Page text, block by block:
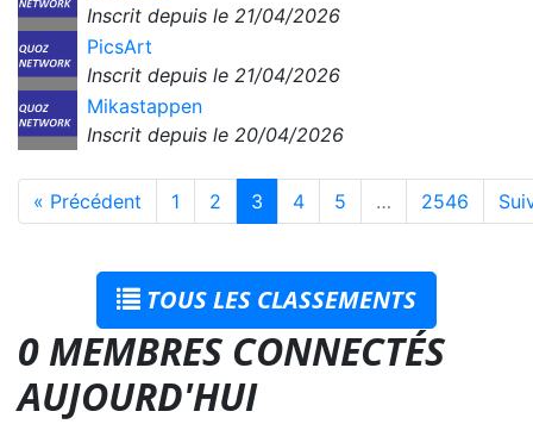
Inscrit depuis le 21/04/2026
PicsArt
Inscrit depuis le 21/04/2026
Mikastappen
Inscrit depuis le 20/04/2026
« Précédent 1 2 3 4 5 … 2546
TOUS LES CLASSEMENTS
0 MEMBRES CONNECTÉS
AUJOURD'HUI